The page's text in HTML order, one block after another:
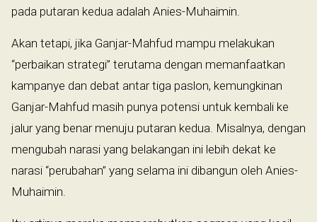
pada putaran kedua adalah Anies-Muhaimin.
Akan tetapi, jika Ganjar-Mahfud mampu melakukan
“perbaikan strategi” terutama dengan memanfaatkan
kampanye dan debat antar tiga paslon, kemungkinan
Ganjar-Mahfud masih punya potensi untuk kembali ke
jalur yang benar menuju putaran kedua. Misalnya, dengan
mengubah narasi yang belakangan ini lebih dekat ke
narasi “perubahan” yang selama ini dibangun oleh Anies-
Muhaimin.